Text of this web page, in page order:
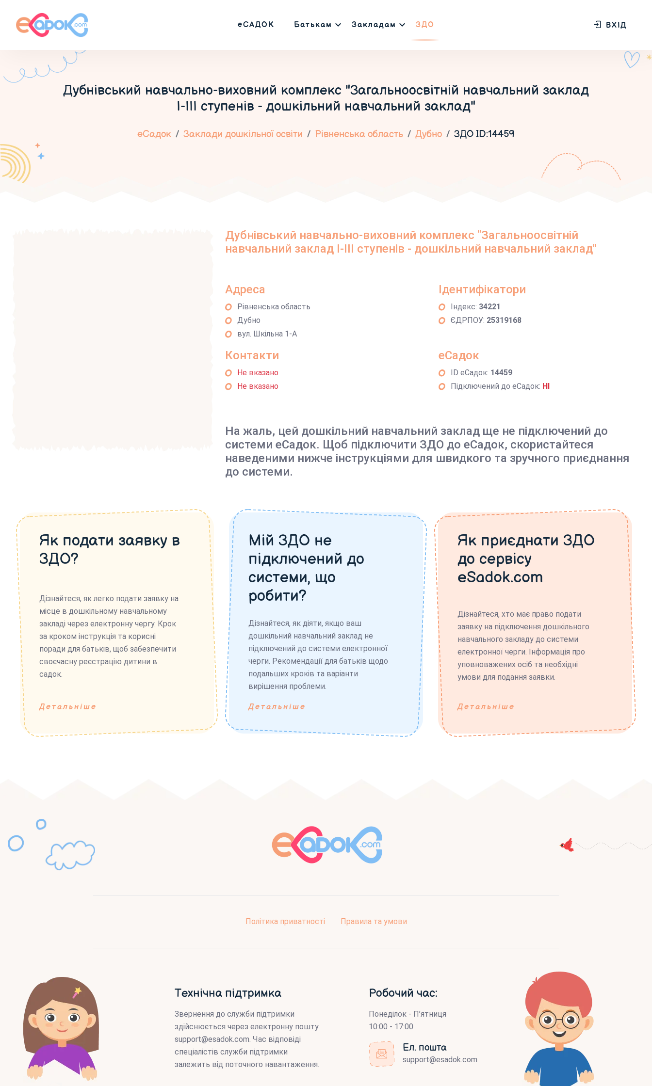
еСАДОК Батькам Закладам ЗДО ВХІД
Дубнівський навчально-виховний комплекс "Загальноосвітній навчальний заклад
І-ІІІ ступенів - дошкільний навчальний заклад"
еСадок Заклади дошкільної освіти Рівненська область Дубно ЗДО ID:14459
Дубнівський навчально-виховний комплекс "Загальноосвітній
навчальний заклад І-ІІІ ступенів - дошкільний навчальний заклад"
Адреса
Рівненська область
Дубно
вул. Шкільна 1-А
Ідентифікатори
Індекс: 34221
ЄДРПОУ: 25319168
Контакти
Не вказано
Не вказано
еСадок
ID еСадок: 14459
Підключений до еСадок: НІ
На жаль, цей дошкільний навчальний заклад ще не підключений до
системи еСадок. Щоб підключити ЗДО до еСадок, скористайтеся
наведеними нижче інструкціями для швидкого та зручного приєднання
до системи.
Як подати заявку в
ЗДО?
Дізнайтеся, як легко подати заявку на
місце в дошкільному навчальному
закладі через електронну чергу. Крок
за кроком інструкція та корисні
поради для батьків, щоб забезпечити
своєчасну реєстрацію дитини в
садок.
Детальніше
Мій ЗДО не
підключений до
системи, що
робити?
Дізнайтеся, як діяти, якщо ваш
дошкільний навчальний заклад не
підключений до системи електронної
черги. Рекомендації для батьків щодо
подальших кроків та варіанти
вирішення проблеми.
Детальніше
Як приєднати ЗДО
до сервісу
eSadok.com
Дізнайтеся, хто має право подати
заявку на підключення дошкільного
навчального закладу до системи
електронної черги. Інформація про
уповноважених осіб та необхідні
умови для подання заявки.
Детальніше
Політика приватності Правила та умови
Технічна підтримка
Звернення до служби підтримки
здійснюється через електронну пошту
support@esadok.com. Час відповіді
спеціалістів служби підтримки
залежить від поточного навантаження.
Робочий час:
Понеділок - П’ятниця
10:00 - 17:00
Ел. пошта
support@esadok.com